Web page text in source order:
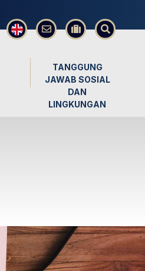
TANGGUNG
JAWAB SOSIAL
DAN
LINGKUNGAN